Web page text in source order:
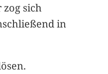
sich
in